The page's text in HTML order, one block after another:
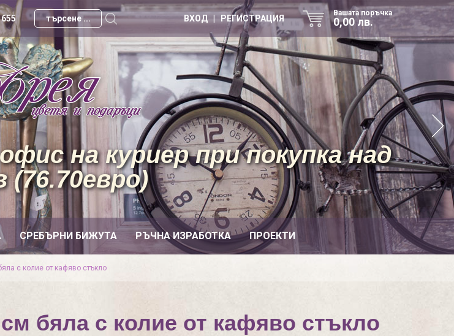
655
Вашата поръчка
0,00 лв.
ВХОД | РЕГИСТРАЦИЯ
СРЕБЪРНИ БИЖУТА РЪЧНА ИЗРАБОТКА ПРОЕКТИ
на куриер при покупка над
(76.70евро)
с колие от кафяво стъкло
бяла с колие от кафяво стъкло